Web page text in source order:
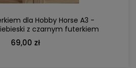
dla Hobby Horse A3 -
z czarnym futerkiem
69,00 zł